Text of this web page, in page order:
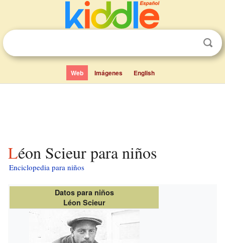
Web Imágenes English
Léon Scieur para niños
Enciclopedia para niños
Datos para niños
Léon Scieur